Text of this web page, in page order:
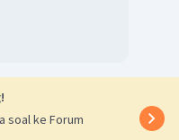
soal ke Forum